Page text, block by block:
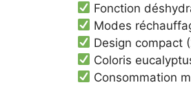
Fonction
Modes
Design compact
Coloris
Consommation